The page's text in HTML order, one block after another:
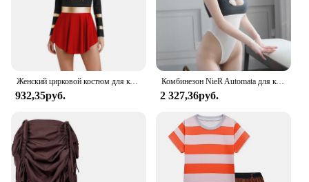
Женский цирковой костюм для косплея, комбинезон, боди, манежа, карнавальные костюмы на Хэллоуин, нарядное платье, балетный танцевальный трикотаж
932,35руб.
Комбинезон NieR Automata для косплея аниме, сексуальные костюмы, женское эротическое нижнее белье на Хэллоуин, нижнее белье, носки
2 327,36руб.